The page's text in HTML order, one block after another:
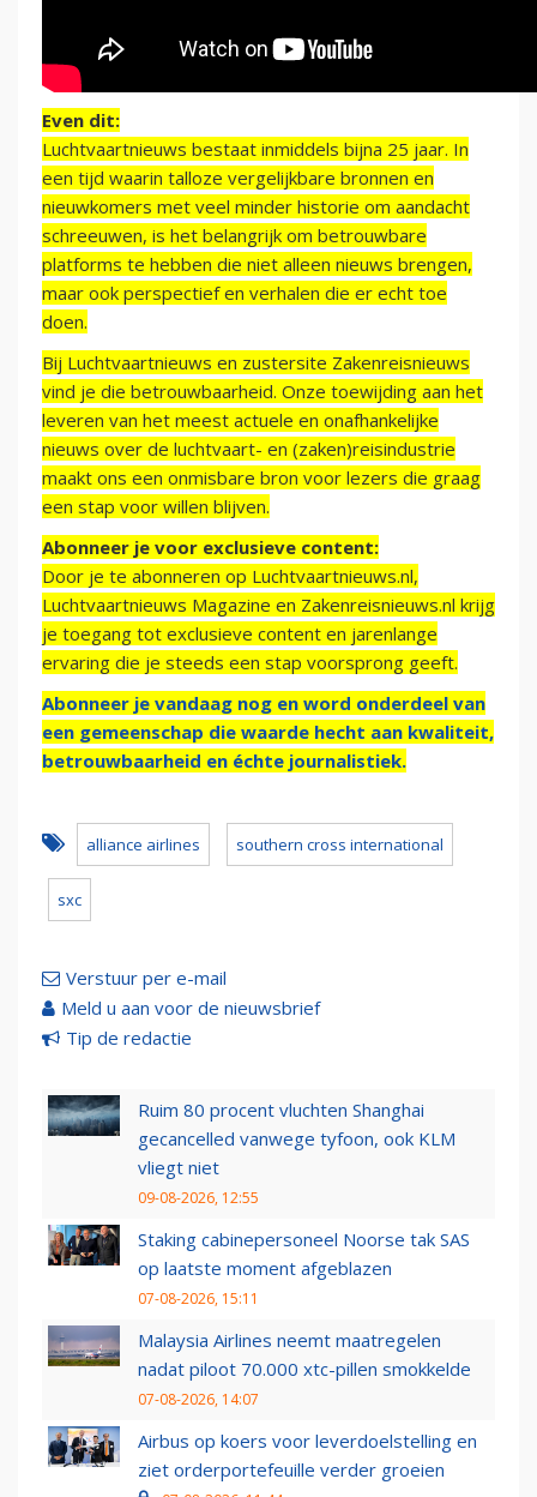
Even dit:
Luchtvaartnieuws bestaat inmiddels bijna 25 jaar. In
een tijd waarin talloze vergelijkbare bronnen en
nieuwkomers met veel minder historie om aandacht
schreeuwen, is het belangrijk om betrouwbare
platforms te hebben die niet alleen nieuws brengen,
maar ook perspectief en verhalen die er echt toe
doen.
Bij Luchtvaartnieuws en zustersite Zakenreisnieuws
vind je die betrouwbaarheid. Onze toewijding aan het
leveren van het meest actuele en onafhankelijke
nieuws over de luchtvaart- en (zaken)reisindustrie
maakt ons een onmisbare bron voor lezers die graag
een stap voor willen blijven.
Abonneer je voor exclusieve content:
Door je te abonneren op Luchtvaartnieuws.nl,
Luchtvaartnieuws Magazine en Zakenreisnieuws.nl krijg
je toegang tot exclusieve content en jarenlange
ervaring die je steeds een stap voorsprong geeft.
Abonneer je vandaag nog en word onderdeel van
een gemeenschap die waarde hecht aan kwaliteit,
betrouwbaarheid en échte journalistiek.
alliance airlines southern cross international
sxc
Verstuur per e-mail
Meld u aan voor de nieuwsbrief
Tip de redactie
Ruim 80 procent vluchten Shanghai
gecancelled vanwege tyfoon, ook KLM
vliegt niet
09-08-2026, 12:55
Staking cabinepersoneel Noorse tak SAS
op laatste moment afgeblazen
07-08-2026, 15:11
Malaysia Airlines neemt maatregelen
nadat piloot 70.000 xtc-pillen smokkelde
07-08-2026, 14:07
Airbus op koers voor leverdoelstelling en
ziet orderportefeuille verder groeien